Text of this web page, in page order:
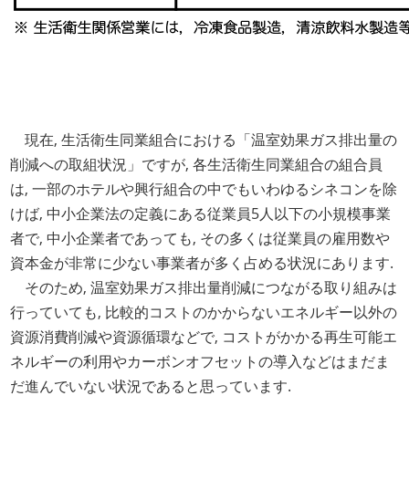
現在, 生活衛生同業組合における「温室効果ガス排出量の
削減への取組状況」ですが, 各生活衛生同業組合の組合員
は, 一部のホテルや興行組合の中でもいわゆるシネコンを除
けば, 中小企業法の定義にある従業員5人以下の小規模事業
者で, 中小企業者であっても, その多くは従業員の雇用数や
資本金が非常に少ない事業者が多く占める状況にあります.
そのため, 温室効果ガス排出量削減につながる取り組みは
行っていても, 比較的コストのかからないエネルギー以外の
資源消費削減や資源循環などで, コストがかかる再生可能エ
ネルギーの利用やカーボンオフセットの導入などはまだま
だ進んでいない状況であると思っています.